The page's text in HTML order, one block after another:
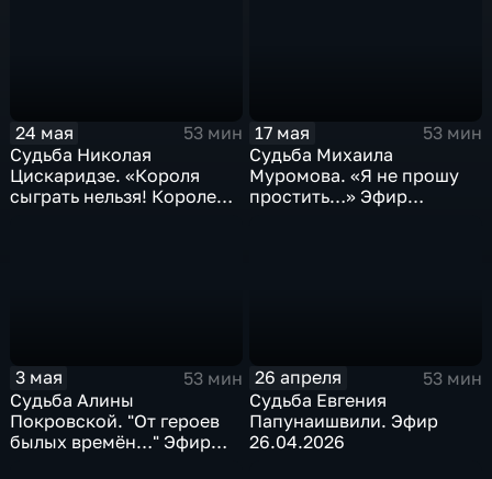
24 мая
53 мин
Судьба Николая
Цискаридзе. «Короля
сыграть нельзя! Королем
17 мая
53 мин
Судьба Михаила
Муромова. «Я не прошу
простить…» Эфир
3 мая
53 мин
Судьба Алины
Покровской. "От героев
былых времён…" Эфир
26 апреля
53 мин
Судьба Евгения
Папунаишвили. Эфир
26.04.2026